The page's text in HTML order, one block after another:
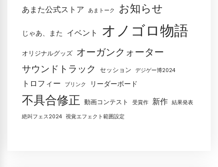
あまた公式ストア あまトーク お知らせ
じゃあ、また イベント オノゴロ物語
オリジナルグッズ オーガンクォーター
サウンドトラック セッション デジゲー博2024
トロフィー ブリンク リーダーボード
不具合修正 動画コンテスト 受賞作 新作 結果発表
絶叫フェス2024 視覚エフェクト範囲設定